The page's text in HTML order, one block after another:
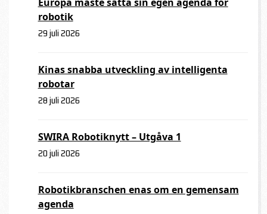
robotik
29 juli 2026
Kinas snabba utveckling av intelligenta
robotar
28 juli 2026
SWIRA Robotiknytt – Utgåva 1
20 juli 2026
Robotikbranschen enas om en gemensam
agenda